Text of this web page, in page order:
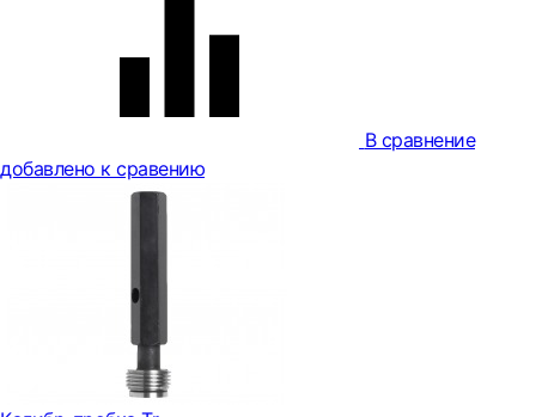
В сравнение
добавлено к сравению